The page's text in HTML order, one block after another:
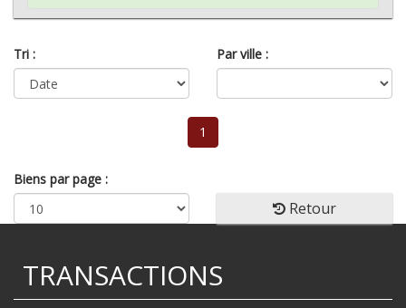
Tri : Par ville :
1
Biens par page :
Retour
TRANSACTIONS